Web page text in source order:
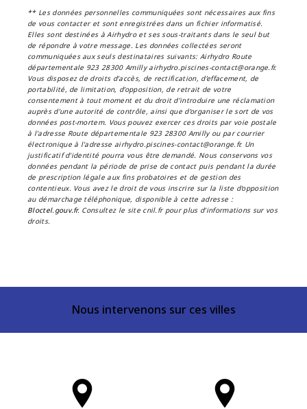
** Les données personnelles communiquées sont nécessaires aux fins
de vous contacter et sont enregistrées dans un fichier informatisé.
Elles sont destinées à Airhydro et ses sous-traitants dans le seul but
de répondre à votre message. Les données collectées seront
communiquées aux seuls destinataires suivants: Airhydro Route
départementale 923 28300 Amilly airhydro.piscines-contact@orange.fr.
Vous disposez de droits d’accès, de rectification, d’effacement, de
portabilité, de limitation, d’opposition, de retrait de votre
consentement à tout moment et du droit d’introduire une réclamation
auprès d’une autorité de contrôle, ainsi que d’organiser le sort de vos
données post-mortem. Vous pouvez exercer ces droits par voie postale
à l'adresse Route départementale 923 28300 Amilly ou par courrier
électronique à l'adresse airhydro.piscines-contact@orange.fr. Un
justificatif d'identité pourra vous être demandé. Nous conservons vos
données pendant la période de prise de contact puis pendant la durée
de prescription légale aux fins probatoires et de gestion des
contentieux. Vous avez le droit de vous inscrire sur la liste d'opposition
au démarchage téléphonique, disponible à cette adresse :
Bloctel.gouv.fr. Consultez le site cnil.fr pour plus d’informations sur vos
droits.
Nous intervenons sur ces villes